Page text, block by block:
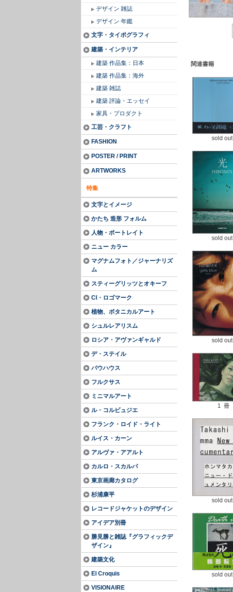
デザイン 雑誌
デザイン 年鑑
文字・タイポグラフィ
建築・インテリア
建築 作品集：日本
建築 作品集：海外
建築 雑誌
建築 評論・エッセイ
家具・プロダクト
工芸・クラフト
FASHION
POSTER / PRINT
ARTWORKS
特集
文字とイメージ
かたち 造形 フォルム
人物・ポートレイト
ニュー カラー
マグナムフォト／ジャーナリズ
ム
スティーグリッツとオキーフ
CI・ロゴマーク
植物、ボタニカルアート
シュルレアリスム
ロシア・アヴァンギャルド
デ・ステイル
バウハウス
フルクサス
ミニマルアート
ル・コルビュジエ
フランク・ロイド・ライト
ルイス・カーン
アルヴァ・アアルト
カルロ・スカルパ
東京画廊カタログ
杉浦康平
レコードジャケットのデザイン
アイデア別冊
勝見勝と雑誌『グラフィックデ
ザイン』
建築文化
El Croquis
VISIONAIRE
関連書籍
sold out
sold out
sold out
1 冊
sold out
sold out